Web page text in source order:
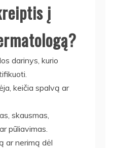
į
darinys, kurio
keičia spalvą ar
skausmas,
pūliavimas.
ar nerimą dėl